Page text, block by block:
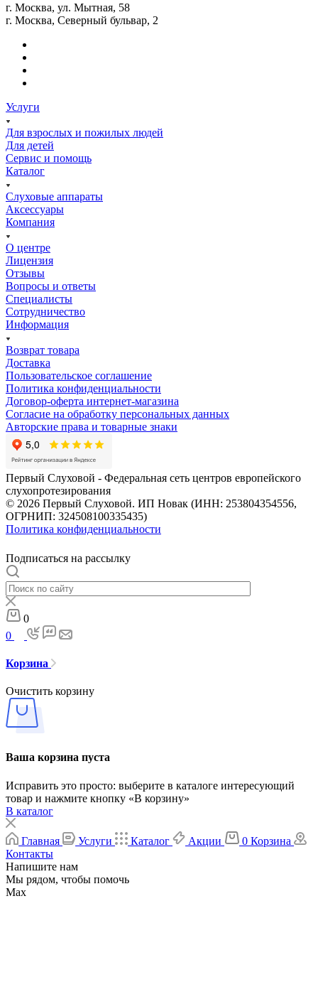
г. Москва, ул. Мытная, 58
г. Москва, Северный бульвар, 2
Услуги
Для взрослых и пожилых людей
Для детей
Сервис и помощь
Каталог
Слуховые аппараты
Аксессуары
Компания
О центре
Лицензия
Отзывы
Вопросы и ответы
Специалисты
Сотрудничество
Информация
Возврат товара
Доставка
Пользовательское соглашение
Политика конфиденциальности
Договор-оферта интернет-магазина
Согласие на обработку персональных данных
Авторские права и товарные знаки
Первый Слуховой - Федеральная сеть центров европейского
слухопротезирования
© 2026 Первый Слуховой. ИП Новак (ИНН: 253804354556,
ОГРНИП: 324508100335435)
Политика конфиденциальности
Подписаться на рассылку
0
0
Корзина
Очистить корзину
Ваша корзина пуста
Исправить это просто: выберите в каталоге интересующий
товар и нажмите кнопку «В корзину»
В каталог
Главная Услуги Каталог Акции 0 Корзина
Контакты
Напишите нам
Мы рядом, чтобы помочь
Max